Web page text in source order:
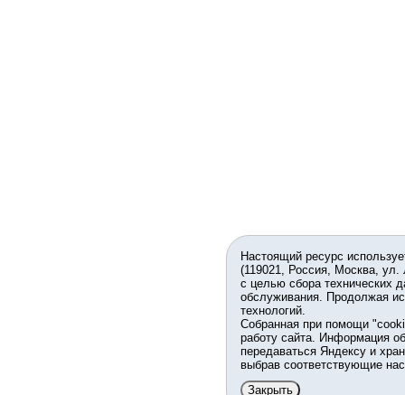
Настоящий ресурс
(119021, Россия, Москва,
с целью сбора технических
обслуживания. Продолжая
технологий.
Собранная при помощи
работу сайта. Информация
передаваться Яндексу и
выбрав соответствующие
Закрыть